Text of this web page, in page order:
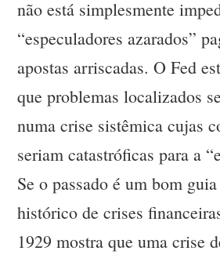
não está simplesmente
“especuladores azarados”
apostas arriscadas. O Fed
que problemas localizados
numa crise sistêmica cujas
seriam catastróficas para a
Se o passado é um bom
histórico de crises
1929 mostra que uma crise